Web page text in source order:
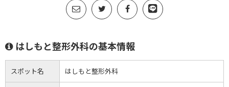
はしもと整形外科の基本情報
スポット名 はしもと整形外科